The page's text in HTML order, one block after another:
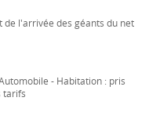
de l'arrivée des géants du net
- Habitation : pris
tarifs